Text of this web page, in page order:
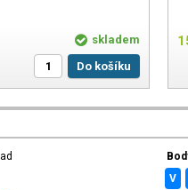
skladem
Do košíku
v